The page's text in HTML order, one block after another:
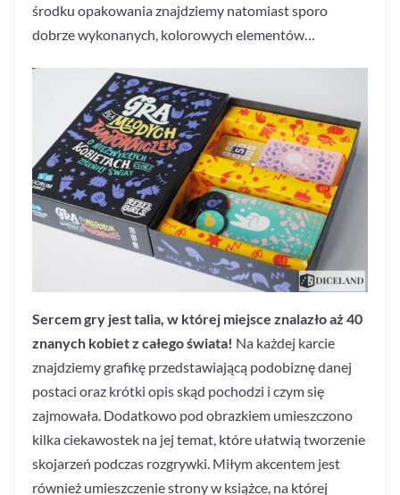
środku opakowania znajdziemy natomiast sporo
dobrze wykonanych, kolorowych elementów…
Sercem gry jest talia, w której miejsce znalazło aż 40
znanych kobiet z całego świata! Na każdej karcie
znajdziemy grafikę przedstawiającą podobiznę danej
postaci oraz krótki opis skąd pochodzi i czym się
zajmowała. Dodatkowo pod obrazkiem umieszczono
kilka ciekawostek na jej temat, które ułatwią tworzenie
skojarzeń podczas rozgrywki. Miłym akcentem jest
również umieszczenie strony w książce, na której